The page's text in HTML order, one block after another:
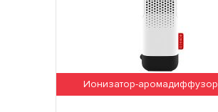
Ионизатор-аромадиффузор